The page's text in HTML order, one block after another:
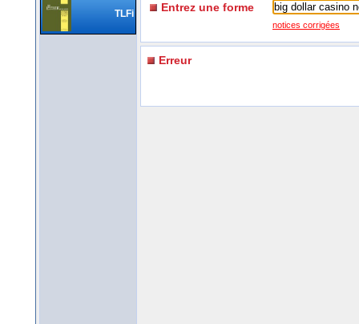
TLFi Entrez une forme
notices corrigées
Erreur